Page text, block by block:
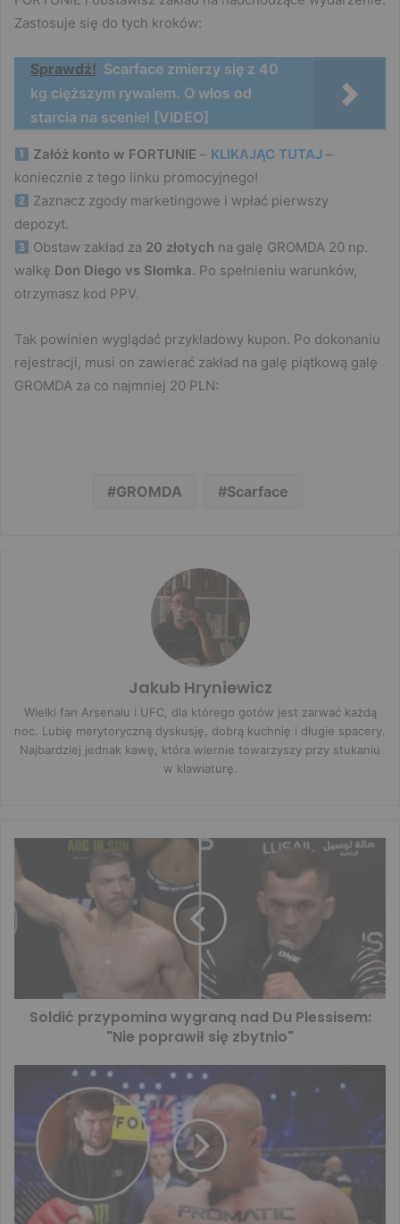
Zastosuje się do tych kroków:
Sprawdź! Scarface zmierzy się z 40
kg cięższym rywalem. O włos od
starcia na scenie! [VIDEO]
Załóż konto w FORTUNIE– KLIKAJĄC TUTAJ –
koniecznie z tego linku promocyjnego!
Zaznacz zgody marketingowe i wpłać pierwszy
depozyt.
Obstaw zakład za 20 złotych na galę GROMDA 20 np.
walkę Don Diego vs Słomka. Po spełnieniu warunków,
otrzymasz kod PPV.
Tak powinien wyglądać przykładowy kupon. Po dokonaniu
rejestracji, musi on zawierać zakład na galę piątkową galę
GROMDA za co najmniej 20 PLN:
GROMDA Scarface
Jakub Hryniewicz
Wielki fan Arsenalu i UFC, dla którego gotów jest zarwać każdą
noc. Lubię merytoryczną dyskusję, dobrą kuchnię i długie spacery.
Najbardziej jednak kawę, która wiernie towarzyszy przy stukaniu
w klawiaturę.
Soldić przypomina wygraną nad Du Plessisem:
"Nie poprawił się zbytnio"